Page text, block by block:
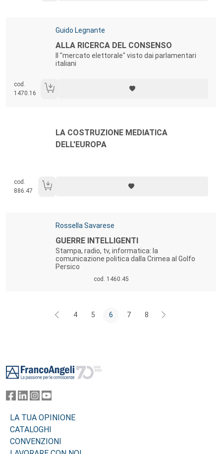
Autori:
Guido Legnante
Titolo:
ALLA RICERCA DEL CONSENSO
Il "mercato elettorale" visto dai parlamentari
italiani
cod.
1470.16
Autori:
Titolo:
LA COSTRUZIONE MEDIATICA
DELL'EUROPA
cod.
886.47
Autori:
Rossella Savarese
Titolo:
GUERRE INTELLIGENTI
Stampa, radio, tv, informatica: la
comunicazione politica dalla Crimea al Golfo
Persico
cod. 1460.45
4 5 6 7 8
LA TUA OPINIONE
CATALOGHI
CONVENZIONI